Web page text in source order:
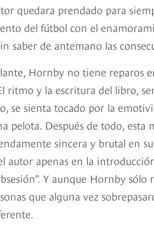
quedara prendado para
del fútbol con el
saber de antemano las
Hornby no tiene reparos
ritmo y la escritura del libro,
se sienta tocado por la
pelota. Después de todo,
sincera y brutal en
autor apenas en la
Y aunque Hornby
que alguna vez